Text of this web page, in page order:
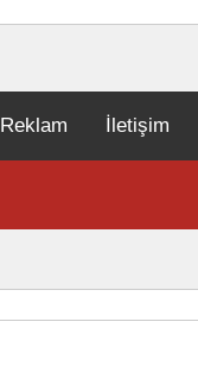
Reklam İletişim